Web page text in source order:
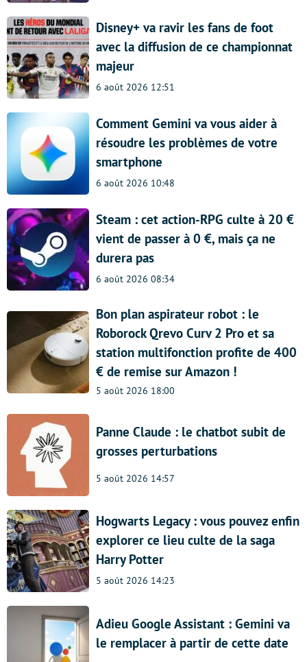
Disney+ va ravir les fans de foot
avec la diffusion de ce championnat
majeur
6 août 2026 12:51
Comment Gemini va vous aider à
résoudre les problèmes de votre
smartphone
6 août 2026 10:48
Steam : cet action-RPG culte à 20 €
vient de passer à 0 €, mais ça ne
durera pas
6 août 2026 08:34
Bon plan aspirateur robot : le
Roborock Qrevo Curv 2 Pro et sa
station multifonction profite de 400
€ de remise sur Amazon !
5 août 2026 18:00
Panne Claude : le chatbot subit de
grosses perturbations
5 août 2026 14:57
Hogwarts Legacy : vous pouvez enfin
explorer ce lieu culte de la saga
Harry Potter
5 août 2026 14:23
Adieu Google Assistant : Gemini va
le remplacer à partir de cette date